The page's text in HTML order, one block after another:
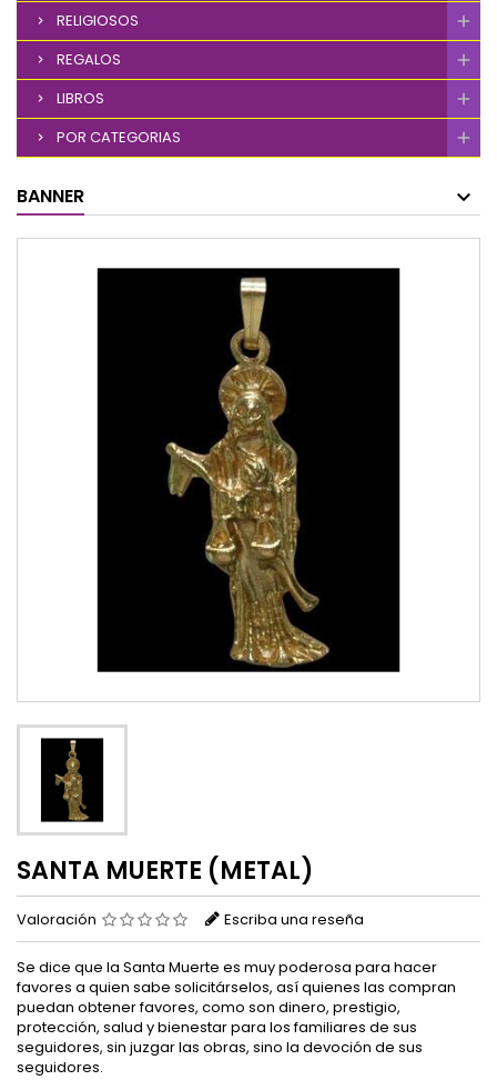
RELIGIOSOS
REGALOS
LIBROS
POR CATEGORIAS
BANNER
SANTA MUERTE (METAL)
Valoración Escriba una reseña
Se dice que la Santa Muerte es muy poderosa para hacer
favores a quien sabe solicitárselos, así quienes las compran
puedan obtener favores, como son dinero, prestigio,
protección, salud y bienestar para los familiares de sus
seguidores, sin juzgar las obras, sino la devoción de sus
seguidores.